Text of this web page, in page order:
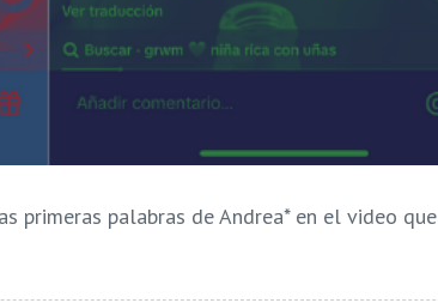
primeras palabras de Andrea* en el video que